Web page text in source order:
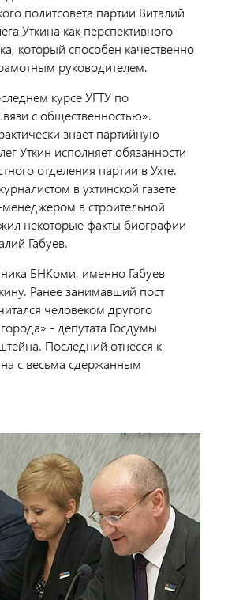
политсовета партии Виталий
Уткина как перспективного
который способен качественно
руководителем.
курсе УГТУ по
с общественностью».
знает партийную
Уткин исполняет обязанности
отделения партии в Ухте.
в ухтинской газете
в строительной
некоторые факты биографии
Габуев.
БНКоми, именно Габуев
Ранее занимавший пост
человеком другого
- депутата Госдумы
Последний отнесся к
с весьма сдержанным